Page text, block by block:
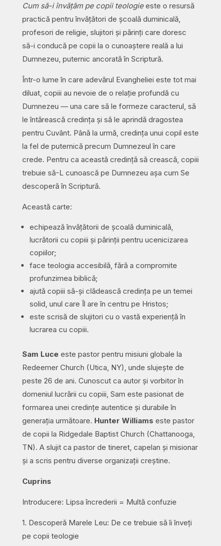
Cum să-i învățăm pe copii teologieeste o resursă
practică pentru învățători de școală duminicală,
profesori de religie, slujitori și părinți care doresc
să-i conducă pe copii la o cunoaștere reală a lui
Dumnezeu, puternic ancorată în Scriptură.
Într-o lume în care adevărul Evangheliei este tot mai
diluat, copiii au nevoie de o relație profundă cu
Dumnezeu — una care să le formeze caracterul, să
le întărească credința și să le aprindă dragostea
pentru Cuvânt. Până la urmă, credința unui copil este
la fel de puternică precum Dumnezeul în care
crede. Pentru ca această credință să crească, copiii
trebuie să-L cunoască pe Dumnezeu așa cum Se
descoperă în Scriptură.
Această carte:
echipează învățătorii de școală duminicală,
lucrătorii cu copiii și părinții pentru ucenicizarea
copiilor;
face teologia accesibilă, fără a compromite
profunzimea biblică;
ajută copiii să-și clădească credința pe un temei
solid, unul care Îl are în centru pe Hristos;
este scrisă de slujitori cu o vastă experiență în
lucrarea cu copiii.
Sam Luce este pastor pentru misiuni globale la
Redeemer Church (Utica, NY), unde slujește de
peste 26 de ani. Cunoscut ca autor și vorbitor în
domeniul lucrării cu copiii, Sam este pasionat de
formarea unei credințe autentice și durabile în
generația următoare. Hunter Williams este pastor
de copii la Ridgedale Baptist Church (Chattanooga,
TN). A slujit ca pastor de tineret, capelan și misionar
și a scris pentru diverse organizații creștine.
Cuprins
Introducere: Lipsa încrederii = Multă confuzie
1. Descoperă Marele Leu: De ce trebuie să îi înveți
pe copii teologie